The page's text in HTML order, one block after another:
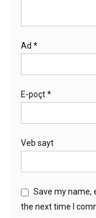
Ad *
E-poçt*
Veb sayt
Save my name,
the next time I